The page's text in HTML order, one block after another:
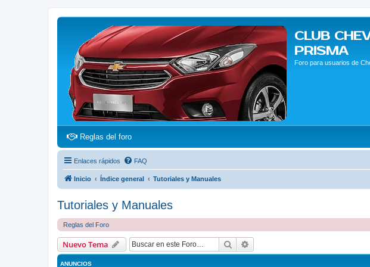
CLUB
PRISMA
Foro para usuarios de
Reglas del foro(Opens a new tab)
Enlaces rápidos FAQ
Inicio Índice general Tutoriales y Manuales
Tutoriales y Manuales
Reglas del Foro
Nuevo Tema Buscar
ANUNCIOS